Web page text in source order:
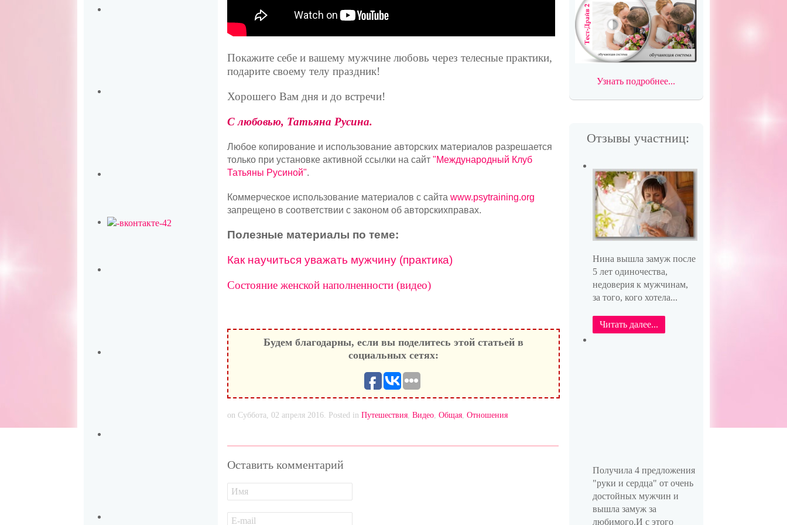
Покажите себе и вашему мужчине любовь через телесные практики,
подарите своему телу праздник!
Хорошего Вам дня и до встречи!
С любовью, Татьяна Русина.
Любое копирование и использование авторских материалов разрешается
только при установке активной ссылки на сайт "Международный Клуб
Татьяны Русиной".
Коммерческое использование материалов с сайта www.psytraining.org
запрещено в соответствии с законом об авторскихправах.
Полезные материалы по теме:
Как научиться уважать мужчину (практика)
Состояние женской наполненности (видео)
Будем благодарны, если вы поделитесь этой статьей в
социальных сетях:
on Суббота, 02 апреля 2016. Posted inПутешествия,Видео,Общая,Отношения
Оставить комментарий
Узнать подробнее...
Отзывы участниц:
Нина вышла замуж после
5 лет одиночества,
недоверия к мужчинам,
за того, кого хотела...
Читать далее...
Получила 4 предложения
"руки и сердца" от очень
достойных мужчин и
вышла замуж за
любимого.И с этого